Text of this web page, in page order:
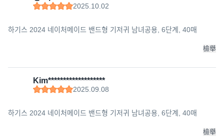
2025.10.02
하기스 2024 네이처메이드 밴드형 기저귀 남녀공용, 6단계, 40매
檢舉
Kim*******************
2025.09.08
하기스 2024 네이처메이드 밴드형 기저귀 남녀공용, 6단계, 40매
檢舉